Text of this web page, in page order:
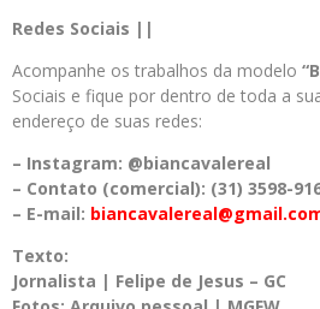
Redes Sociais ||
Acompanhe os trabalhos da modelo
Sociais e fique por dentro de toda a
endereço de suas redes:
– Instagram: @biancavalereal
– Contato (comercial): (31) 3598-
– E-mail:
Texto:
Jornalista | Felipe de Jesus – GC